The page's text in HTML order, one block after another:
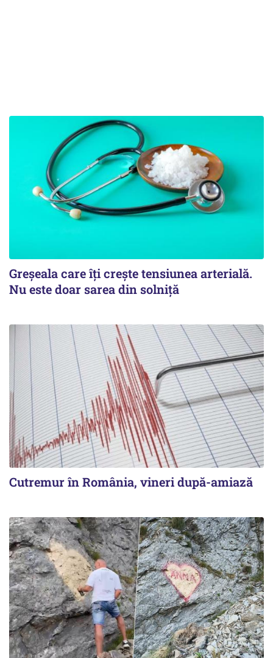
Greșeala care îți crește tensiunea arterială.
Nu este doar sarea din solniță
Cutremur în România, vineri după-amiază